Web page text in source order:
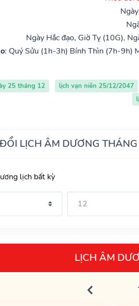
Ngày
Ngày Hắc đạo, Giờ Tỵ (10G),
: Quý Sửu (1h-3h) Bính Thìn (7h-9h)
25 tháng 12 lịch vạn niên 25/12/2047
LỊCH ÂM DƯƠNG
lịch bất kỳ
LỊCH ÂM